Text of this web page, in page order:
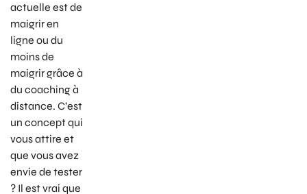
actuelle est de
maigrir en
ligne ou du
moins de
maigrir grâce à
du coaching à
distance. C’est
un concept qui
vous attire et
que vous avez
envie de tester
? Il est vrai que